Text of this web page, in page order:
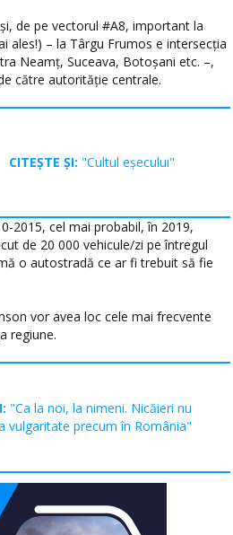
de pe vectorul #A8, important la
ales!) – la Târgu Frumos e intersecţia
Neamţ, Suceava, Botoşani etc. –,
către autorităţie centrale.
CITEȘTE ȘI: "Cultul eșecului"
2015, cel mai probabil, în 2019,
de 20 000 vehicule/zi pe întregul
o autostradă ce ar fi trebuit să fie
vor avea loc cele mai frecvente
regiune.
"Ca la noi, la nimeni. Nicăieri nu
vulgaritate precum în România"